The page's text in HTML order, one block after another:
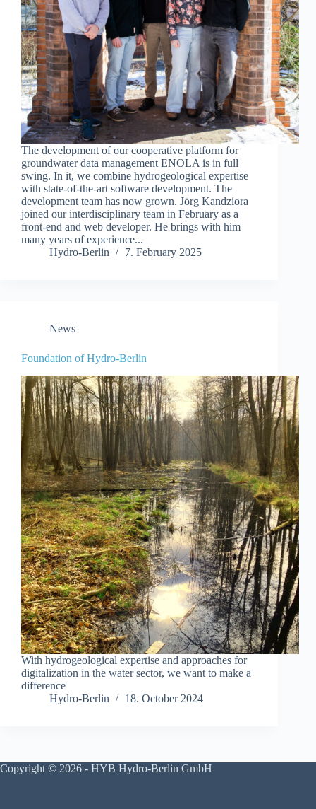
The development of our cooperative platform for
groundwater data management ENOLA is in full
swing. In it, we combine hydrogeological expertise
with state-of-the-art software development. The
development team has now grown. Jörg Kandziora
joined our interdisciplinary team in February as a
front-end and web developer. He brings with him
many years of experience...
Hydro-Berlin
7. February 2025
News
Foundation of Hydro-Berlin
With hydrogeological expertise and approaches for
digitalization in the water sector, we want to make a
difference
Hydro-Berlin
18. October 2024
Copyright © 2026 - HYB Hydro-Berlin GmbH